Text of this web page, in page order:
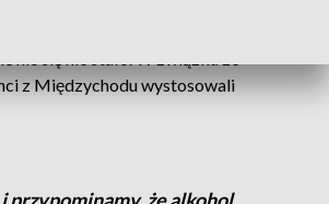
z Międzychodu wystosowali